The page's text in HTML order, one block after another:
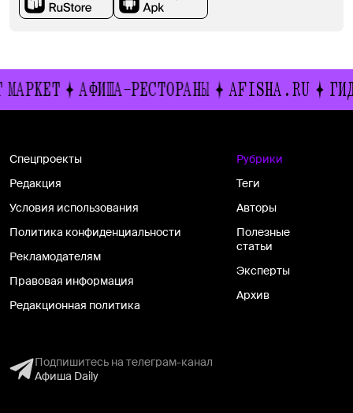
АФИША-РЕСТОРАНЫ AFISHA.RU ГИД
Спецпроекты
Редакция
Условия использования
Политика конфиденциальности
Рекламодателям
Правовая информация
Редакционная политика
Рубрики
Теги
Авторы
Полезные
статьи
Эксперты
Архив
Подпишитесь на телеграм-канал
Афиша Daily